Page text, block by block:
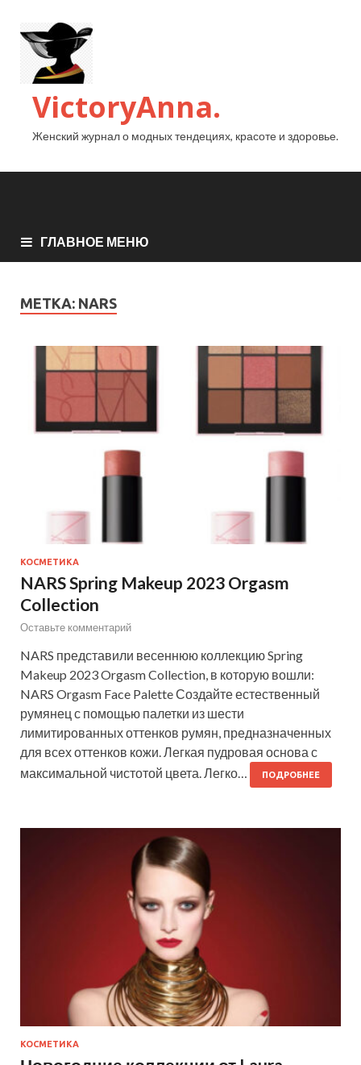
VictoryAnna.
Женский журнал о модных тендециях, красоте и здоровье.
ГЛАВНОЕ МЕНЮ
МЕТКА: NARS
КОСМЕТИКА
NARS Spring Makeup 2023 Orgasm
Collection
Оставьте комментарий
NARS представили весеннюю коллекцию Spring
Makeup 2023 Orgasm Collection, в которую вошли:
NARS Orgasm Face Palette Создайте естественный
румянец с помощью палетки из шести
лимитированных оттенков румян, предназначенных
для всех оттенков кожи. Легкая пудровая основа с
максимальной чистотой цвета. Легко…
ПОДРОБНЕЕ
КОСМЕТИКА